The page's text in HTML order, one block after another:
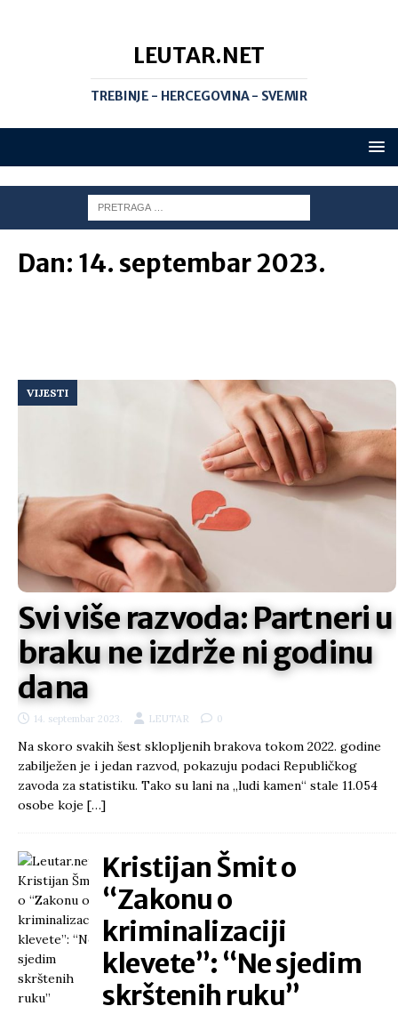
LEUTAR.NET
TREBINJE - HERCEGOVINA - SVEMIR
Dan: 14. septembar 2023.
VIJESTI
Svi više razvoda: Partneri u
braku ne izdrže ni godinu
dana
14. septembar 2023. LEUTAR 0
Na skoro svakih šest sklopljenih brakova tokom 2022. godine
zabilježen je i jedan razvod, pokazuju podaci Republičkog
zavoda za statistiku. Tako su lani na „ludi kamen“ stale 11.054
osobe koje […]
Kristijan Šmit o
“Zakonu o
kriminalizaciji
klevete”: “Ne sjedim
skrštenih ruku”